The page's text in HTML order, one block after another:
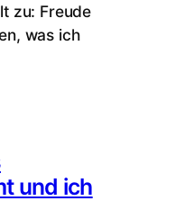
zu: Freude
was ich
und ich